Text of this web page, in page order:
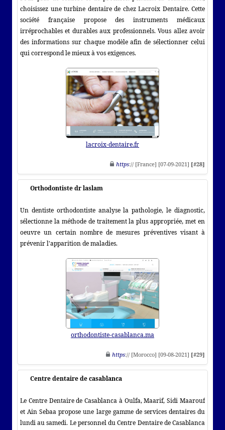
choisissez une turbine dentaire de chez Lacroix Dentaire. Cette
société française propose des instruments médicaux
irréprochables et durables aux professionnels. Vous allez avoir
des informations sur chaque modèle afin de sélectionner celui
qui correspond le mieux à vos exigences.
lacroix-dentaire.fr
https:// [France] [07-09-2021] [#28]
Orthodontiste dr laslam
Un dentiste orthodontiste analyse la pathologie, le diagnostic,
sélectionne la méthode de traitement la plus appropriée, met en
oeuvre un certain nombre de mesures préventives visant à
prévenir l'apparition de maladies.
orthodontiste-casablanca.ma
https:// [Morocco] [09-08-2021] [#29]
Centre dentaire de casablanca
Le Centre Dentaire de Casablanca à Oulfa, Maarif, Sidi Maarouf
et Ain Sebaa propose une large gamme de services dentaires du
lundi au samedi. Le personnel du Centre Dentaire de Casablanca